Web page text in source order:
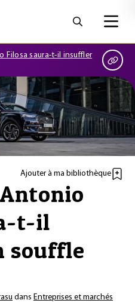
Filosa saura-t-il insuffler
Ajouter à ma bibliothèque
t-il
souffle
dans Entreprises et marchés